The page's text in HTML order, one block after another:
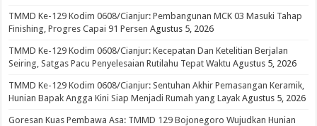
TMMD Ke-129 Kodim 0608/Cianjur: Pembangunan MCK 03 Masuki Tahap
Finishing, Progres Capai 91 Persen Agustus 5, 2026
TMMD Ke-129 Kodim 0608/Cianjur: Kecepatan Dan Ketelitian Berjalan
Seiring, Satgas Pacu Penyelesaian Rutilahu Tepat Waktu Agustus 5, 2026
TMMD Ke-129 Kodim 0608/Cianjur: Sentuhan Akhir Pemasangan Keramik,
Hunian Bapak Angga Kini Siap Menjadi Rumah yang Layak Agustus 5, 2026
Goresan Kuas Pembawa Asa: TMMD 129 Bojonegoro Wujudkan Hunian